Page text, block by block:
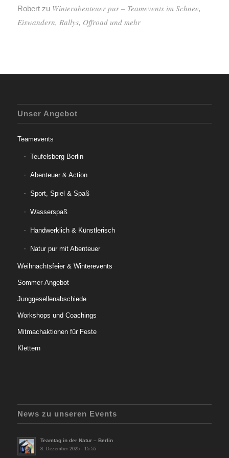
Robertzu Winterabenteuer pur – Teamevents im Schnee,
Eiswandern, Rallys, Offroad und mehr
Unser Angebot
Teamevents
Teufelsberg Berlin
Abenteuer & Action
Sport, Spiel & Spaß
Wasserspaß
Handwerklich & Künstlerisch
Natur pur mit Abenteuer
Weihnachtsfeier & Winterevents
Sommer-Angebot
Junggesellenabschiede
Workshops und Coachings
Mitmachaktionen für Feste
Klettern
News zu unseren Events
Teamtag in der Natur – Berlin
8. Dezember 2025 - 15:55